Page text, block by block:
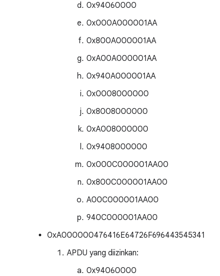
0x94060000
0x000A000001AA
0x800A000001AA
0xA00A000001AA
0x940A000001AA
0x0008000000
0x8008000000
0xA008000000
0x9408000000
0x000C000001AA00
0x800C000001AA00
A00C000001AA00
940C000001AA00
0xA000000476416E64726F696443545341
APDU yang diizinkan:
0x94060000